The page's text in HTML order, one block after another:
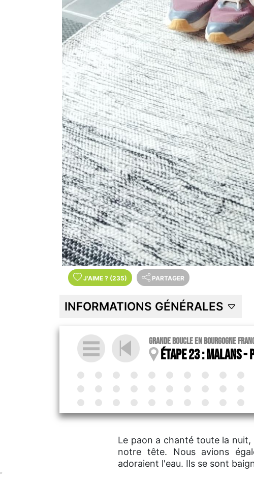
J'AIME ? (235) PARTAGER
INFORMATIONS GÉNÉRALES
Grande boucle en Bourgogne
Étape 23 : Malans
Le paon a chanté toute la
notre tête. Nous avions
adoraient l'eau. Ils se sont